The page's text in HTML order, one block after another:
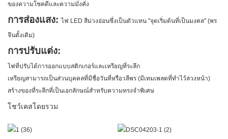
ของความโชคดีและความมั่งคั่ง
การส่องแสง:ไฟ LED สีม่วงอ่อนซึ่งเป็นตัวแทน "จุดเริ่มต้นที่เป็นมงคล" (พร
จีนดั้งเดิม)
การปรับแต่ง:
ไฟที่ปรับได้การออกแบบสติกเกอร์และเหรียญที่ระลึก
เหรียญสามารถเป็นส่วนบุคคลที่มีชื่อวันที่หรือวลีพร (มีเทมเพลตที่ทำไว้ล่วงหน้า)
สร้างของที่ระลึกที่เป็นเอกลักษณ์สำหรับความทรงจำพิเศษ
โชว์เคสโดยรวม